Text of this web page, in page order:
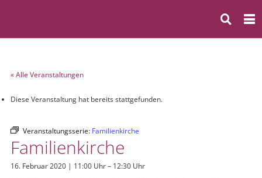
« Alle Veranstaltungen
Diese Veranstaltung hat bereits stattgefunden.
Veranstaltungsserie: Familienkirche
Familienkirche
16. Februar 2020 | 11:00 Uhr– 12:30 Uhr